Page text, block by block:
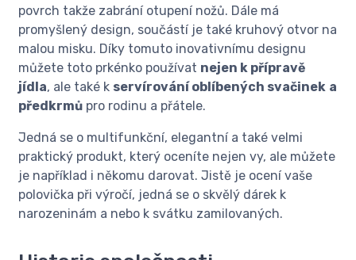
povrch takže zabrání otupení nožů. Dále má
promyšlený design, součástí je také kruhový otvor na
malou misku. Díky tomuto inovativnímu designu
můžete toto prkénko používat nejen k přípravě
jídla, ale také k servírování oblíbených svačinek a
předkrmů pro rodinu a přátele.
Jedná se o multifunkční, elegantní a také velmi
praktický produkt, který oceníte nejen vy, ale můžete
je například i někomu darovat. Jistě je ocení vaše
polovička při výročí, jedná se o skvělý dárek k
narozeninám a nebo k svátku zamilovaných.